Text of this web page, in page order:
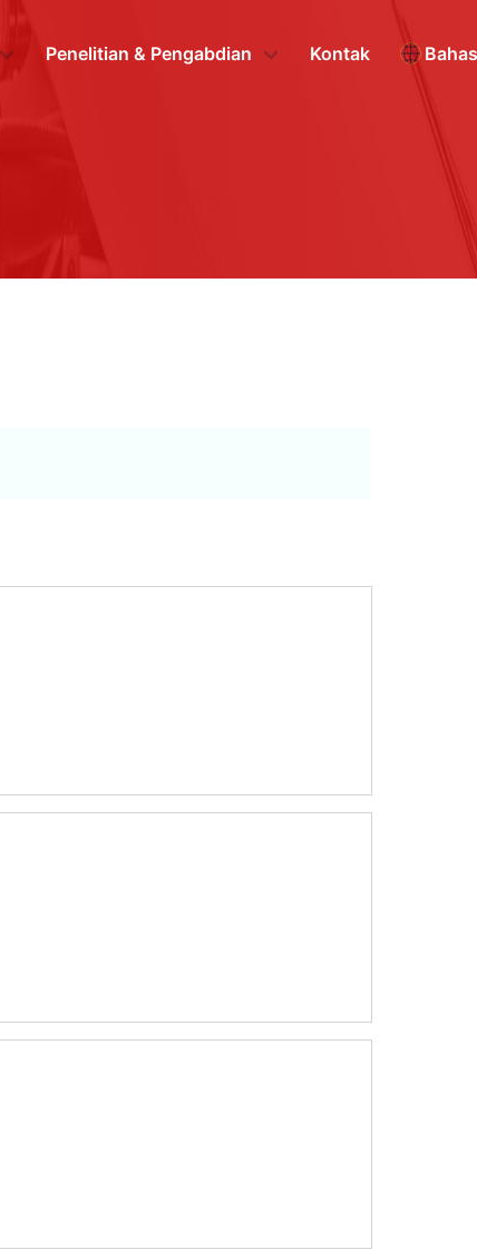
Penelitian & Pengabdian Kontak